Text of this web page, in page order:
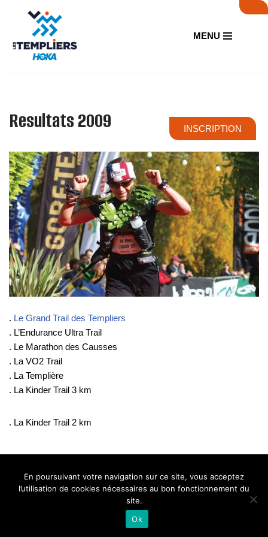
au
contenu
MENU
INSCRIPTION
Resultats 2009
. Le Grand Trail des Templiers
. L’Endurance Ultra Trail
. Le Marathon des Causses
. La VO2 Trail
. La Templière
. La Kinder Trail 3 km
. La Kinder Trail 2 km
Mentions Légales
| Propulsé par
En poursuivant votre navigation sur ce site, vous acceptez
l’utilisation de cookies nécessaires au bon fonctionnement du
site.
Ok